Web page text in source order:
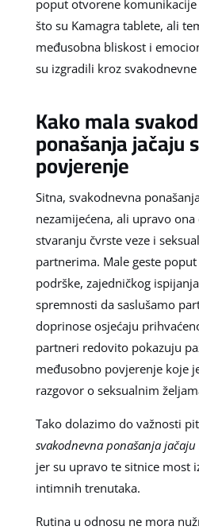
poput otvorene
što su Kamagra tablete, ali
međusobna bliskost i
su izgradili kroz svakodnevne
Kako mala
ponašanja jačaju
povjerenje
Sitna, svakodnevna
nezamijećena, ali upravo
stvaranju čvrste veze i
partnerima. Male geste
podrške, zajedničkog
spremnosti da saslušamo
doprinose osjećaju
partneri redovito pokazuju
međusobno povjerenje koje
razgovor o seksualnim
Tako dolazimo do važnosti
svakodnevna ponašanja
jer su upravo te sitnice most
intimnih trenutaka.
Rutina u odnosu ne mora